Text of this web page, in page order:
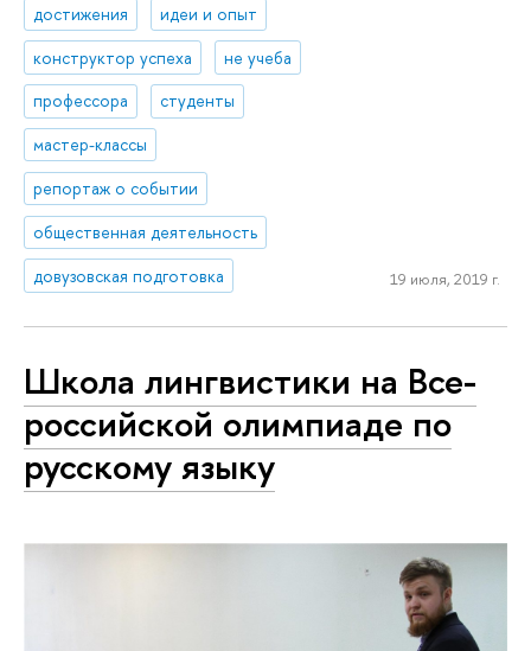
достижения
идеи и опыт
конструктор успеха
не учеба
профессора
студенты
мастер-классы
репортаж о событии
общественная деятельность
довузовская подготовка
19 июля, 2019 г.
Школа лингвистики на Все­
рос­сий­ской олимпиаде по
русскому языку